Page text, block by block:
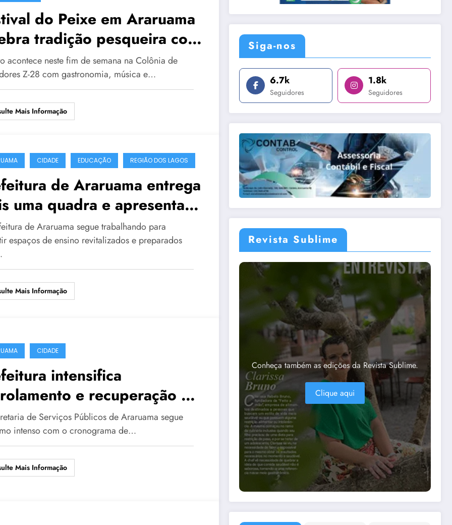
do Peixe em Araruama
tradição pesqueira com
e tainha
acontece neste fim de semana na Colônia de
Z-28 com gastronomia, música e…
Mais Informação
CIDADE EDUCAÇÃO REGIÃO DOS LAGOS
de Araruama entrega
uma quadra e apresenta
poliesportivo na Escola
Orlando Dias
de Araruama segue trabalhando para
espaços de ensino revitalizados e preparados
Mais Informação
CIDADE
intensifica
e recuperação de
em mais de 15 bairros do
de Serviços Públicos de Araruama segue
intenso com o cronograma de…
Mais Informação
Siga-nos
6.7k
Seguidores
1.8k
Seguidores
Revista Sublime
Conheça também as edições da Revista Sublime.
Clique aqui